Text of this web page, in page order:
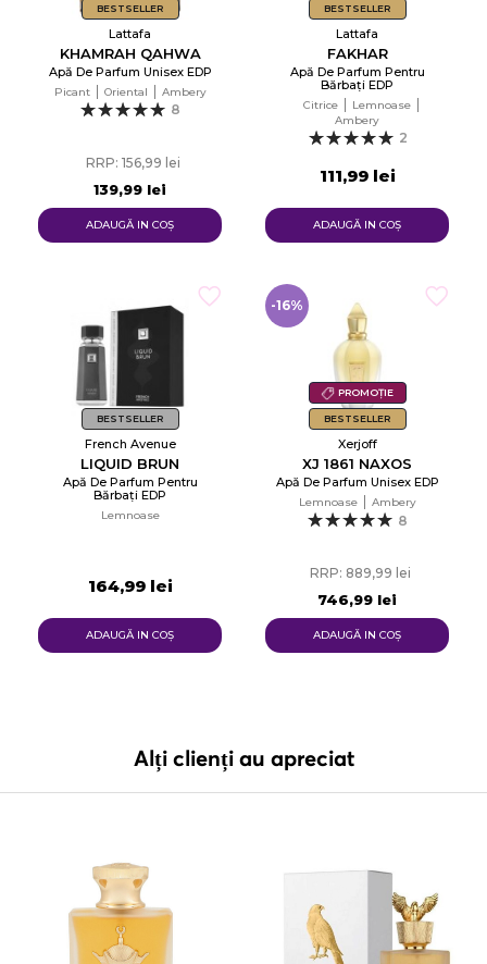
BESTSELLER
Lattafa
KHAMRAH QAHWA
Apă De Parfum Unisex EDP
Picant Oriental Ambery
8
RRP: 156,99 lei
139,99 lei
ADAUGĂ IN COŞ
BESTSELLER
Lattafa
FAKHAR
Apă De Parfum Pentru
Bărbați EDP
Citrice
Lemnoase
Ambery
2
111,99 lei
ADAUGĂ IN COŞ
BESTSELLER
French Avenue
LIQUID BRUN
Apă De Parfum Pentru
Bărbați EDP
Lemnoase
164,99 lei
ADAUGĂ IN COŞ
PROMOȚIE
BESTSELLER
-16%
Xerjoff
XJ 1861 NAXOS
Apă De Parfum Unisex EDP
Lemnoase Ambery
8
RRP: 889,99 lei
746,99 lei
ADAUGĂ IN COŞ
Alți clienți au apreciat